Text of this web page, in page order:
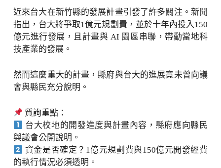
近來台大在新竹縣的發展計畫引發了許多關注。新聞
指出，台大將爭取1億元規劃費，並於十年內投入150
億元進行發展，且計畫與 AI 園區串聯，帶動當地科
技產業的發展。
然而這麼重大的計畫，縣府與台大的進展竟未曾向議
會與縣民充分說明。
質詢重點：
台大校地的開發進度與計畫內容，縣府應向縣民
與議會公開說明。
資金是否確定？1億元規劃費與150億元開發經費
的執行情況必須透明。